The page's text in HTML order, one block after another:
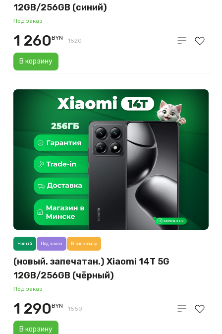
12GB/256GB (синий)
Под заказ
В корзину
1 260BYN 1520
(новый. запечатан.) Xiaomi 14T 5G
12GB/256GB (чёрный)
Под заказ
В корзину
Новый Под заказ В рассрочку
1 290BYN 1550